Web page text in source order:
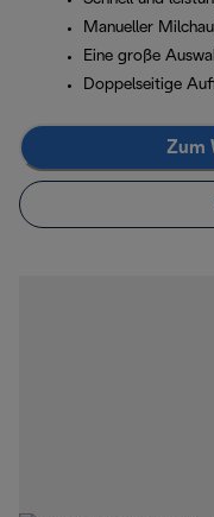
Manueller
Eine große
Doppelseitige
Zum